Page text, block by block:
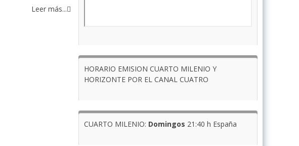
Leer más...
HORARIO EMISION CUARTO MILENIO Y
HORIZONTE POR EL CANAL CUATRO
CUARTO MILENIO: Domingos 21:40 h España